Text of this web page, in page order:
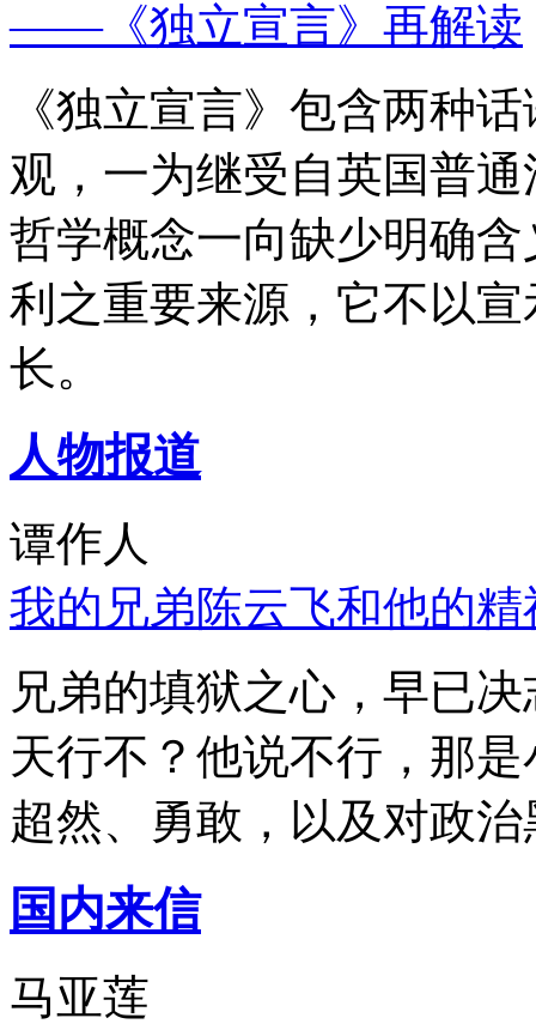
——《独立宣言》再解读
《独立宣言》包含两种
观，一为继受自英国普
哲学概念一向缺少明确
利之重要来源，它不以
长。
人物报道
谭作人
我的兄弟陈云飞和他的
兄弟的填狱之心，早已
天行不？他说不行，那
超然、勇敢，以及对政
国内来信
马亚莲